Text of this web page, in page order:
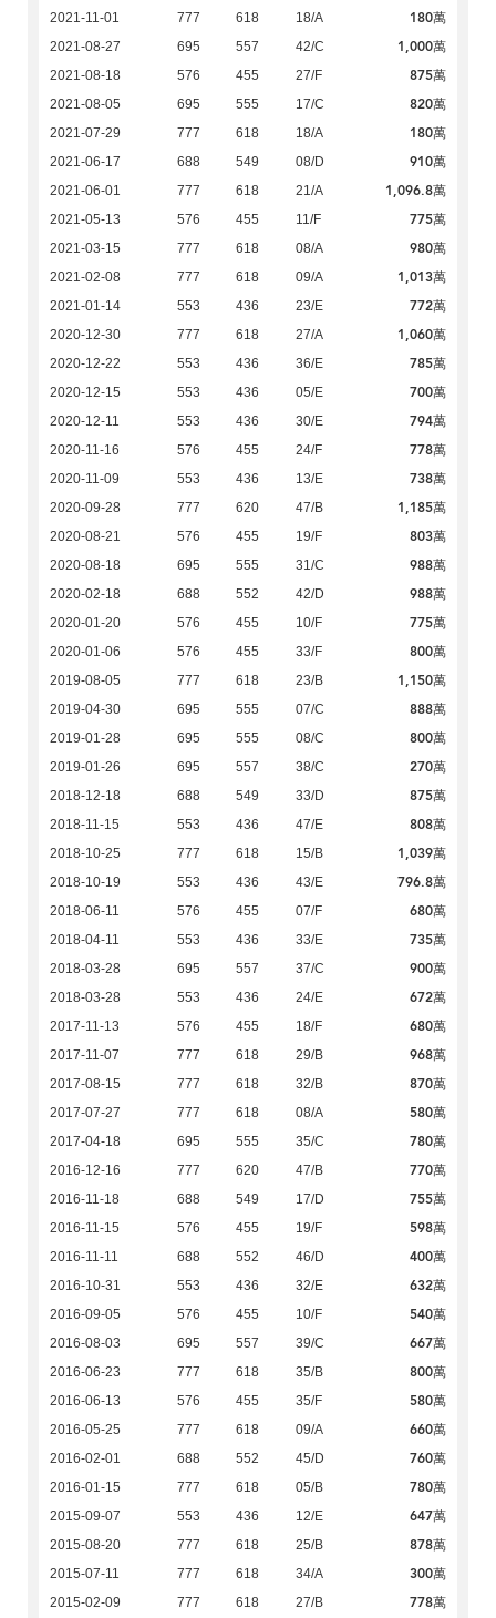
2021-11-01 777 618 18/A 180萬
2021-08-27 695 557 42/C 1,000萬
2021-08-18 576 455 27/F 875萬
2021-08-05 695 555 17/C 820萬
2021-07-29 777 618 18/A 180萬
2021-06-17 688 549 08/D 910萬
2021-06-01 777 618 21/A 1,096.8萬
2021-05-13 576 455 11/F 775萬
2021-03-15 777 618 08/A 980萬
2021-02-08 777 618 09/A 1,013萬
2021-01-14 553 436 23/E 772萬
2020-12-30 777 618 27/A 1,060萬
2020-12-22 553 436 36/E 785萬
2020-12-15 553 436 05/E 700萬
2020-12-11 553 436 30/E 794萬
2020-11-16 576 455 24/F 778萬
2020-11-09 553 436 13/E 738萬
2020-09-28 777 620 47/B 1,185萬
2020-08-21 576 455 19/F 803萬
2020-08-18 695 555 31/C 988萬
2020-02-18 688 552 42/D 988萬
2020-01-20 576 455 10/F 775萬
2020-01-06 576 455 33/F 800萬
2019-08-05 777 618 23/B 1,150萬
2019-04-30 695 555 07/C 888萬
2019-01-28 695 555 08/C 800萬
2019-01-26 695 557 38/C 270萬
2018-12-18 688 549 33/D 875萬
2018-11-15 553 436 47/E 808萬
2018-10-25 777 618 15/B 1,039萬
2018-10-19 553 436 43/E 796.8萬
2018-06-11 576 455 07/F 680萬
2018-04-11 553 436 33/E 735萬
2018-03-28 695 557 37/C 900萬
2018-03-28 553 436 24/E 672萬
2017-11-13 576 455 18/F 680萬
2017-11-07 777 618 29/B 968萬
2017-08-15 777 618 32/B 870萬
2017-07-27 777 618 08/A 580萬
2017-04-18 695 555 35/C 780萬
2016-12-16 777 620 47/B 770萬
2016-11-18 688 549 17/D 755萬
2016-11-15 576 455 19/F 598萬
2016-11-11 688 552 46/D 400萬
2016-10-31 553 436 32/E 632萬
2016-09-05 576 455 10/F 540萬
2016-08-03 695 557 39/C 667萬
2016-06-23 777 618 35/B 800萬
2016-06-13 576 455 35/F 580萬
2016-05-25 777 618 09/A 660萬
2016-02-01 688 552 45/D 760萬
2016-01-15 777 618 05/B 780萬
2015-09-07 553 436 12/E 647萬
2015-08-20 777 618 25/B 878萬
2015-07-11 777 618 34/A 300萬
2015-02-09 777 618 27/B 778萬